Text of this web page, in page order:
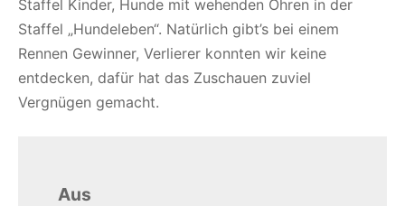
Staffel Kinder, Hunde mit wehenden Ohren in der
Staffel „Hundeleben“. Natürlich gibt’s bei einem
Rennen Gewinner, Verlierer konnten wir keine
entdecken, dafür hat das Zuschauen zuviel
Vergnügen gemacht.
Aus